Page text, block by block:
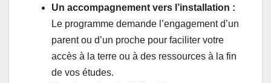
Un accompagnement vers l’installation :
Le programme demande l’engagement d’un
parent ou d’un proche pour faciliter votre
accès à la terre ou à des ressources à la fin
de vos études.